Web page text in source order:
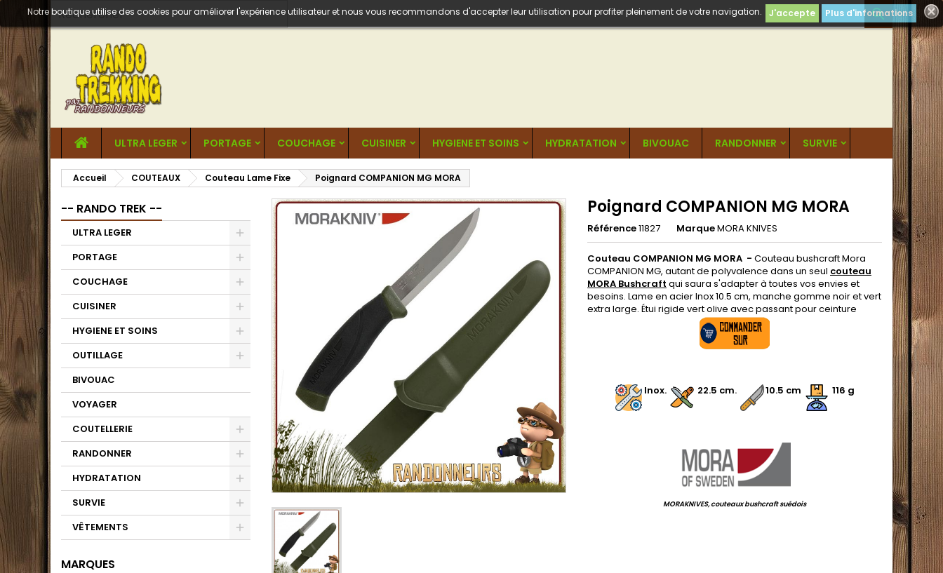

Notre boutique utilise des cookies pour améliorer l'expérience utilisateur et nous vous recommandons d'accepter leur utilisation pour profiter pleinement de votre navigation. J'accepte Plus d'informations
ULTRA LEGER PORTAGE COUCHAGE CUISINER HYGIENE ET SOINS HYDRATATION BIVOUAC RANDONNER SURVIE
Accueil COUTEAUX Couteau Lame Fixe Poignard COMPANION MG MORA
-- RANDO TREK --
ULTRA LEGER
PORTAGE
COUCHAGE
CUISINER
HYGIENE ET SOINS
OUTILLAGE
BIVOUAC
VOYAGER
COUTELLERIE
RANDONNER
HYDRATATION
SURVIE
VÊTEMENTS
MARQUES
Poignard COMPANION MG MORA
Référence11827 MarqueMORA KNIVES
Couteau COMPANION MG MORA - Couteau bushcraft Mora
COMPANION MG, autant de polyvalence dans un seul couteau
MORA Bushcraft qui saura s'adapter à toutes vos envies et
besoins. Lame en acier Inox 10.5 cm, manche gomme noir et vert
extra large. Étui rigide vert olive avec passant pour ceinture
. Inox. 22.5 cm. 10.5 cm 116 g
MORAKNIVES, couteaux bushcraft suédois